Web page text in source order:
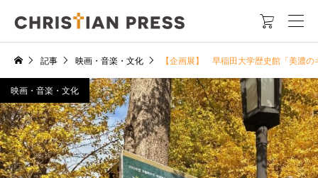

記事 映画・音楽・文化 【企画展】 早稲田大学歴史館「美濃
映画・音楽・文化